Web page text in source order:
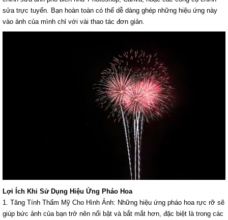
sửa trực tuyến. Bạn hoàn toàn có thể dễ dàng ghép những hiệu ứng này
vào ảnh của mình chỉ với vài thao tác đơn giản.
Lợi Ích Khi Sử Dụng Hiệu Ứng Pháo Hoa
1. Tăng Tính Thẩm Mỹ Cho Hình Ảnh: Những hiệu ứng pháo hoa rực rỡ sẽ
giúp bức ảnh của bạn trở nên nổi bật và bắt mắt hơn, đặc biệt là trong các